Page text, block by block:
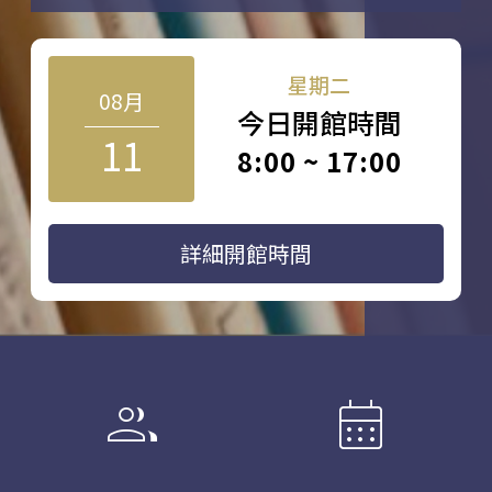
08月
11
星期二
今日開館時間
8:00 ~ 17:00
詳細開館時間
group calendar_month